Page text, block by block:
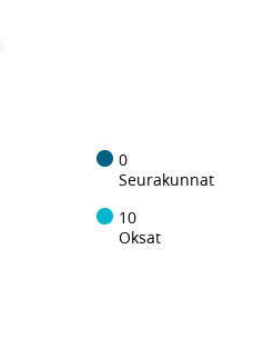
0
Seurakunnat
10
Oksat